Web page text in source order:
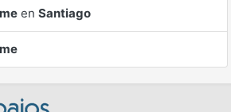
en Santiago